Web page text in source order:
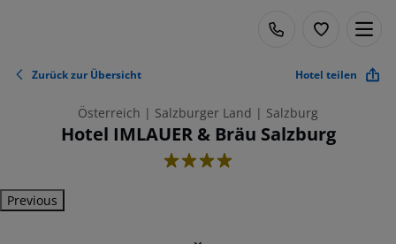
Zurück zur Übersicht Hotel teilen
Österreich | Salzburger Land | Salzburg
Hotel IMLAUER & Bräu Salzburg
4
Previous